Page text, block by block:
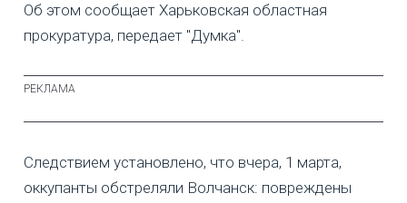
Об этом сообщает Харьковская областная
прокуратура, передает "Думка".
Следствием установлено, что вчера, 1 марта,
оккупанты обстреляли Волчанск: повреждены